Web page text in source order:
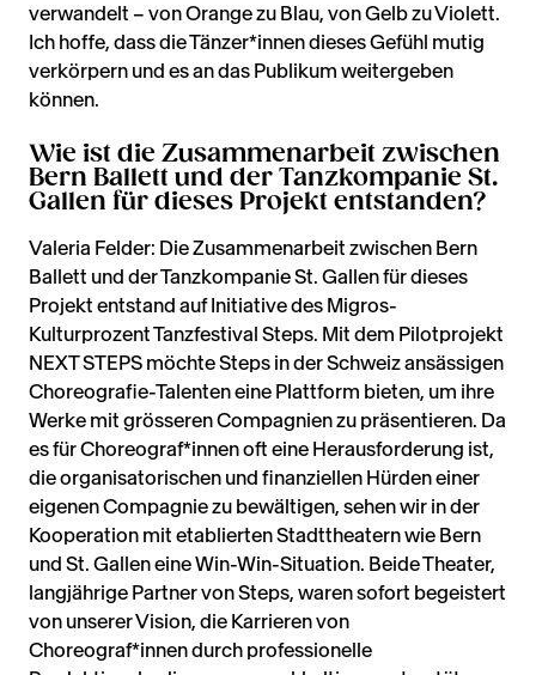
verwandelt – von Orange zu Blau, von Gelb zu Violett.
Ich hoffe, dass die Tänzer*innen dieses Gefühl mutig
verkörpern und es an das Publikum weitergeben
können.
Wie ist die Zusammenarbeit zwischen
Bern Ballett und der Tanzkompanie St.
Gallen für dieses Projekt entstanden?
Valeria Felder: Die Zusammenarbeit zwischen Bern
Ballett und der Tanzkompanie St. Gallen für dieses
Projekt entstand auf Initiative des Migros-
Kulturprozent Tanzfestival Steps. Mit dem Pilotprojekt
NEXT STEPS möchte Steps in der Schweiz ansässigen
Choreografie-Talenten eine Plattform bieten, um ihre
Werke mit grösseren Compagnien zu präsentieren. Da
es für Choreograf*innen oft eine Herausforderung ist,
die organisatorischen und finanziellen Hürden einer
eigenen Compagnie zu bewältigen, sehen wir in der
Kooperation mit etablierten Stadttheatern wie Bern
und St. Gallen eine Win-Win-Situation. Beide Theater,
langjährige Partner von Steps, waren sofort begeistert
von unserer Vision, die Karrieren von
Choreograf*innen durch professionelle